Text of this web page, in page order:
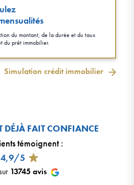
du montant, de la durée et du taux
du prêt immobilier.
Simulation crédit immobilier
DÉJÀ FAIT CONFIANCE
témoignent:
4,9/5
13745 avis